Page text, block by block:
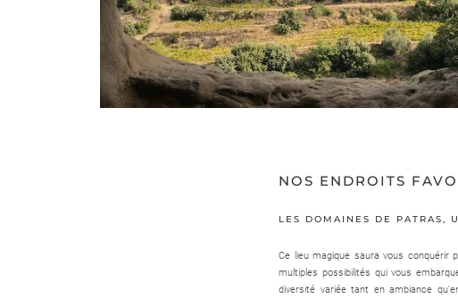
NOS ENDROITS
LES DOMAINES DE PATRAS,
Ce lieu magique saura vous conquérir
multiples possibilités qui vous
diversité variée tant en ambiance